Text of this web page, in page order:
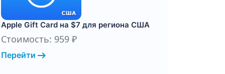
Apple Gift Card на $7 для региона США
Стоимость: 959 ₽
Перейти arrow_right_alt